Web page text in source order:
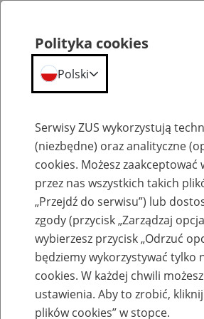
Emerytury
Baza zlikwidowanych
przekształconych
Polityka cookies
Polski
Serwisy ZUS wykorzystują
(niezbędne) oraz analityczne
cookies. Możesz zaakceptować
przez nas wszystkich takich
„Przejdź do serwisu”) lub
zgody (przycisk „Zarządzaj
wybierzesz przycisk „Odrzuć
będziemy wykorzystywać tylko
cookies. W każdej chwili
ustawienia. Aby to zrobić,
plików cookies” w stopce.